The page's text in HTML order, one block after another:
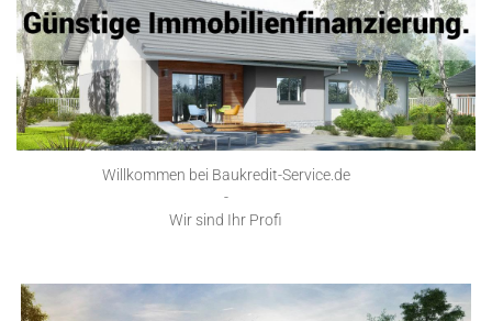
Willkommen bei Baukredit-Service.de
-
Wir sind Ihr Profi